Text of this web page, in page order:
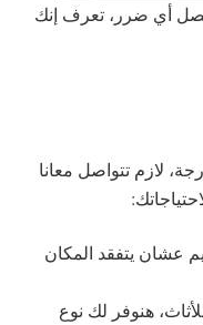
أي ضرر، تعرف إنك
لازم تتواصل معانا
عشان يتفقد المكان
هنوفر لك نوع